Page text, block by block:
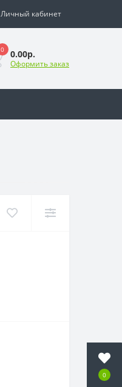
0
Личный кабинет
0 0.00р.
Оформить заказ